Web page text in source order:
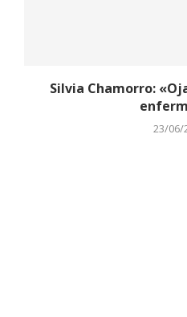
Silvia Chamorro:
23/06/